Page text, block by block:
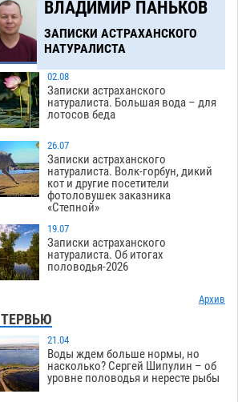
ВЛАДИМИР ПАНЬКОВ
ЗАПИСКИ АСТРАХАНСКОГО
НАТУРАЛИСТА
02.08
Записки астраханского
натуралиста. Большая вода – для
лотосов беда
26.07
Записки астраханского
натуралиста. Волк-горбун, дикий
кот и другие посетители
фотоловушек заказника
«Степной»
19.07
Записки астраханского
натуралиста. Об итогах
половодья-2026
Архив
21.04
Воды ждем больше нормы, но
насколько? Сергей Шипулин – об
уровне половодья и нересте рыбы